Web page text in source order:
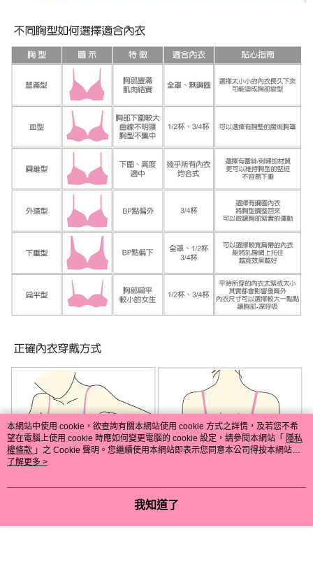
本網站中使用 cookie，欲查詢有關本網站使用 cookie 方式之詳情，及若您不希
望在電腦上使用 cookie 時應如何變更電腦的 cookie 設定，請參閱本網站「 隱私
權條款 」之 Cookie 聲明。您繼續使用本網站即表示您同意本公司得按本網站使
用條款之 Cookie 聲明使用 cookie。
了解更多 >
我知道了